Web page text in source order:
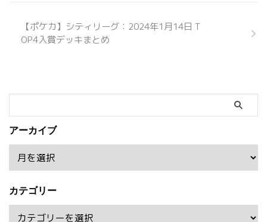
【ポケカ】シティリーグ：2024年1月14日 T
OP4入賞デッキまとめ
アーカイブ
カテゴリー